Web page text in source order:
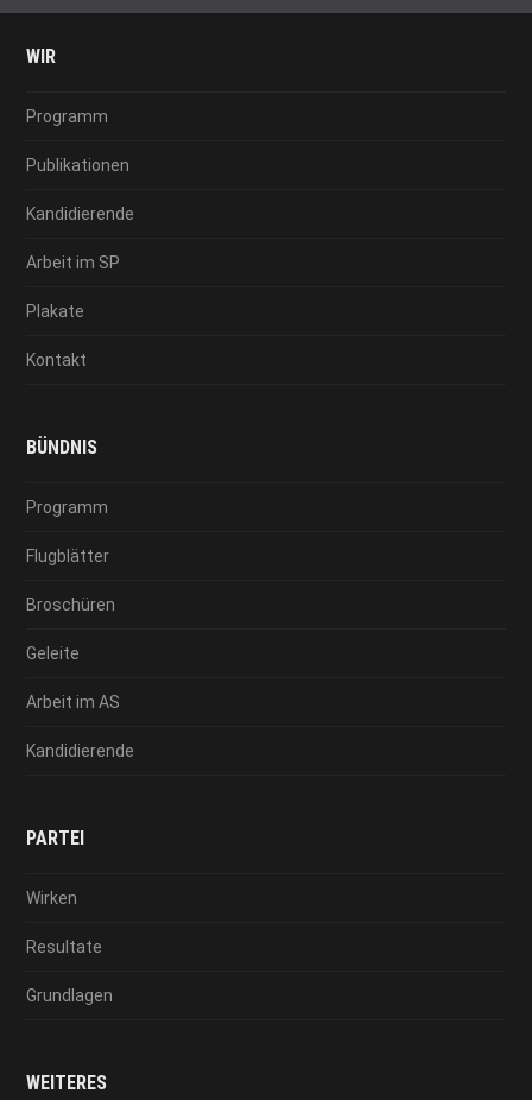
WIR
Programm
Publikationen
Kandidierende
Arbeit im SP
Plakate
Kontakt
BÜNDNIS
Programm
Flugblätter
Broschüren
Geleite
Arbeit im AS
Kandidierende
PARTEI
Wirken
Resultate
Grundlagen
WEITERES